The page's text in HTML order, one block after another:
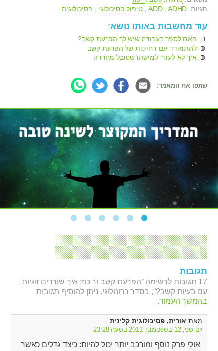
תגיות:
ADD, ADHD
,טיפול פסיכולוגי פסיכולוגיה
עוד מחשבות באותו נושא:
האם לספר בעבודה שיש לך הפרעת קשב?
להתמודד עם דחיינות של הפרעת קשב
איך לא לעזור למישהו שסובל מחרדה
שתפו את המאמר:
תגובות
17 תגובות לרשימה ”הפרעת קשב וריכוז: איך שורדים זוגיות
עם בעיות קשב?“, בסדר כרונולוגי. ניתן להוסיף תגובות
בהמשך העמוד.
מאת אורית, פסיכולוגית קלינית:
יום שני, 12 בספטמבר 2011 בשעה 23:28
אולי פרק נוסף ומורכב יותר יכול להיות: כיצד גדלים כאשר